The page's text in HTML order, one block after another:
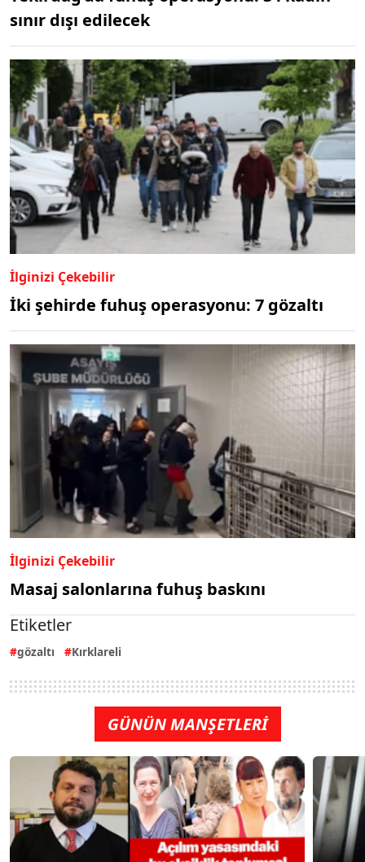
sınır dışı edilecek
İlginizi Çekebilir
İki şehirde fuhuş operasyonu: 7 gözaltı
İlginizi Çekebilir
Masaj salonlarına fuhuş baskını
Etiketler
gözaltı Kırklareli
GÜNÜN MANŞETLERİ